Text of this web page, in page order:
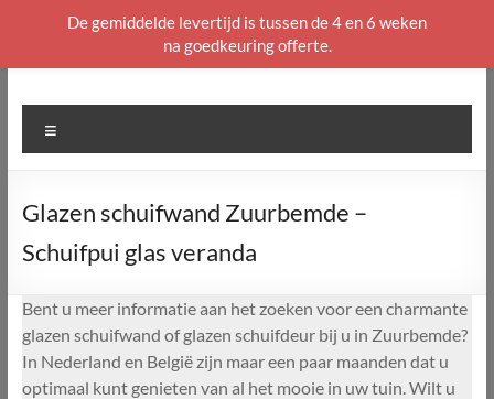
naar
Glazen schuifwand Zuurbemde –
Schuifpui glas veranda
Bent u meer informatie aan het zoeken voor een charmante
glazen schuifwand of glazen schuifdeur bij u in Zuurbemde?
In Nederland en België zijn maar een paar maanden dat u
optimaal kunt genieten van al het mooie in uw tuin. Wilt u
De gemiddelde levertijd is tussen de 4 en 6 weken
na goedkeuring offerte.